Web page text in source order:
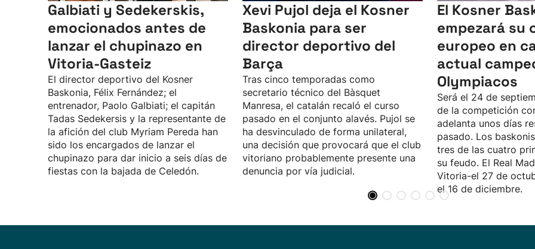
Galbiati y Sedekerskis,
emocionados antes de
lanzar el chupinazo en
Vitoria-Gasteiz
El director deportivo del Kosner
Baskonia, Félix Fernández; el
entrenador, Paolo Galbiati; el capitán
Tadas Sedekersis y la representante de
la afición del club Myriam Pereda han
sido los encargados de lanzar el
chupinazo para dar inicio a seis días de
fiestas con la bajada de Celedón.
Xevi Pujol deja el Kosner
Baskonia para ser
director deportivo del
Barça
Tras cinco temporadas como
secretario técnico del Bàsquet
Manresa, el catalán recaló el curso
pasado en el conjunto alavés. Pujol se
ha desvinculado de forma unilateral,
una decisión que provocará que el club
vitoriano probablemente presente una
denuncia por vía judicial.
El Kosner
empezará su
europeo en
actual
Olympiacos
Será el 24 de
de la competición
adelanta unos días
pasado. Los
tres de las cuatro
su feudo. El Real
Vitoria-el 27 de
el 16 de diciembre.